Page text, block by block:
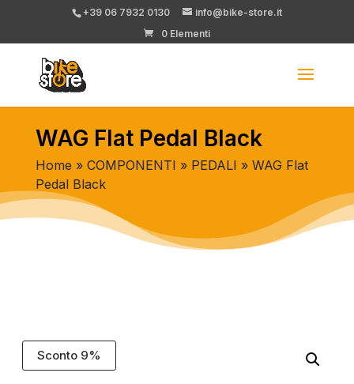
+39 06 7932 0130
info@bike-store.it
0 Elementi
WAG Flat Pedal Black
Home » COMPONENTI » PEDALI » WAG Flat
Pedal Black
Sconto 9%